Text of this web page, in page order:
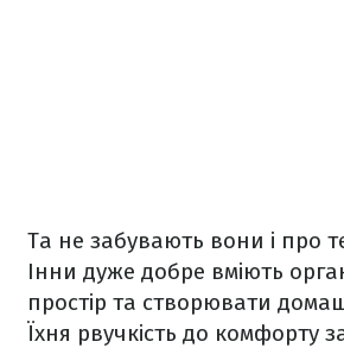
Та не забувають вони і про
Інни дуже добре вміють
простір та створювати
Їхня рвучкість до комфорту